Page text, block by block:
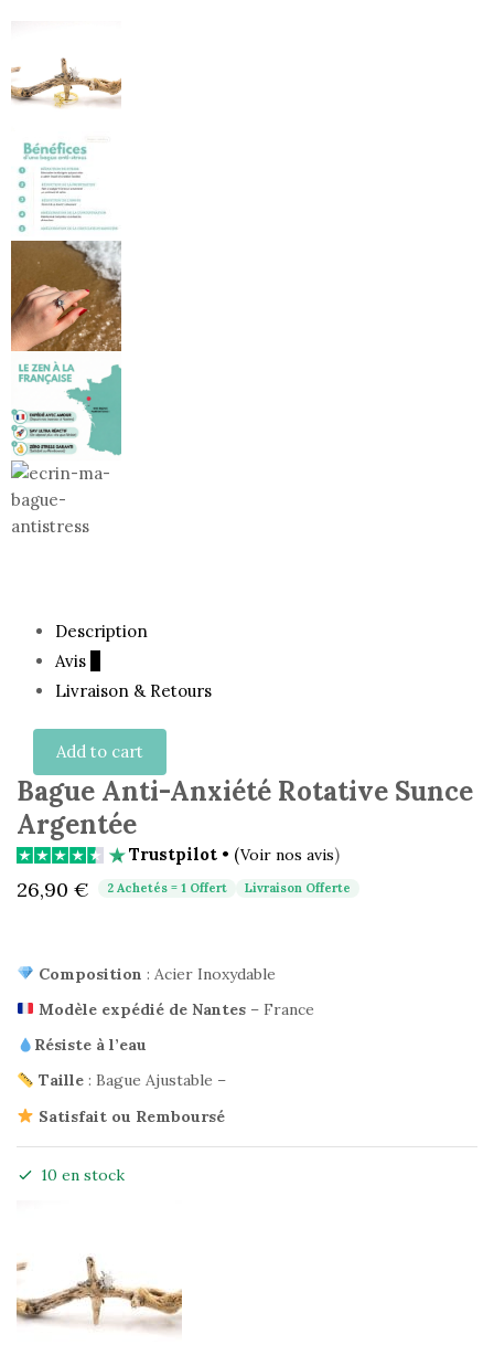
Description
Avis
Livraison & Retours
Add to cart
Bague Anti-Anxiété Rotative Sunce
Argentée
Trustpilot • (Voir nos avis)
26,90 € 2 Achetés = 1 Offert Livraison Offerte
Composition : Acier Inoxydable
Modèle expédié de Nantes– France
Résiste à l’eau
Taille: Bague Ajustable –
Satisfait ou Remboursé
10 en stock